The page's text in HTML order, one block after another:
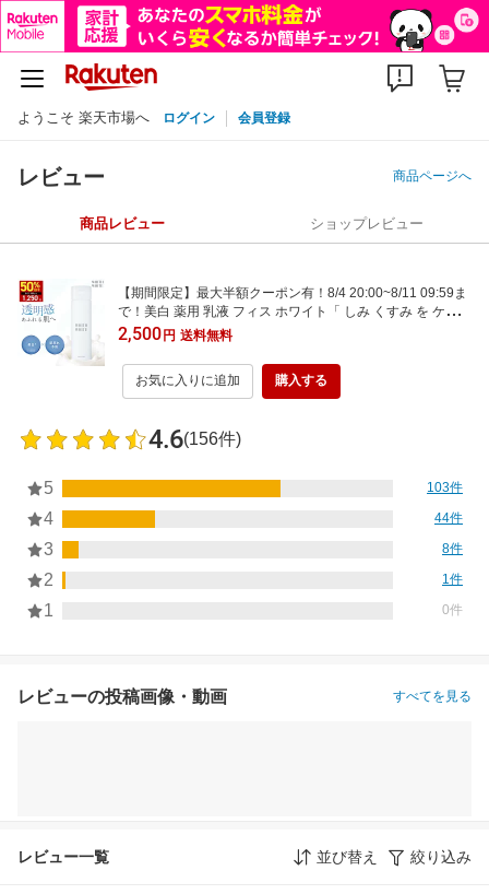
ようこそ 楽天市場へ ログイン 会員登録
レビュー 商品ページへ
商品レビュー ショップレビュー
【期間限定】最大半額クーポン有！8/4 20:00~8/11 09:59ま
で！美白 薬用 乳液 フィス ホワイト「 しみ くすみ を ケア
予防 」「プラセンタ + コラーゲン 配合 」で肌のキメを整え
る 「美容液 や 化粧水 と セット使い でさらに 肌に透明感を
与える 」
2,500円 送料無料
お気に入りに追加 購入する
4.6(156件)
5 103件
4 44件
3 8件
2 1件
1 0件
レビューの投稿画像・動画 すべてを見る
レビュー一覧 並び替え 絞り込み